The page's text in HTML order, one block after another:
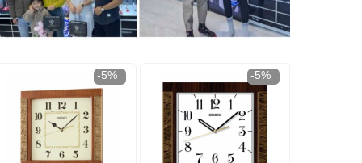
-5% -5%